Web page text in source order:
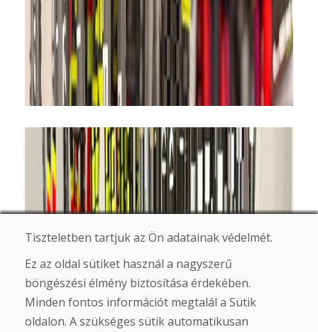
Tiszteletben tartjuk az Ön adatainak védelmét.
Ez az oldal sütiket használ a nagyszerű
böngészési élmény biztosítása érdekében.
Minden fontos információt megtalál a Sütik
oldalon. A szükséges sütik automatikusan